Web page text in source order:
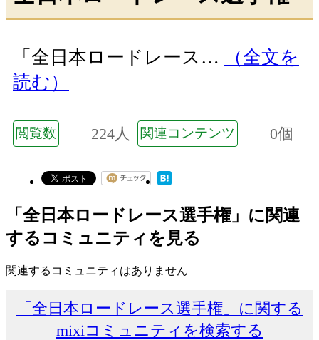
「全日本ロードレース…
（全文を
読む）
閲覧数 224人 関連コンテンツ 0個
「全日本ロードレース選手権」に関連
するコミュニティを見る
関連するコミュニティはありません
「全日本ロードレース選手権」に関する
mixiコミュニティを検索する